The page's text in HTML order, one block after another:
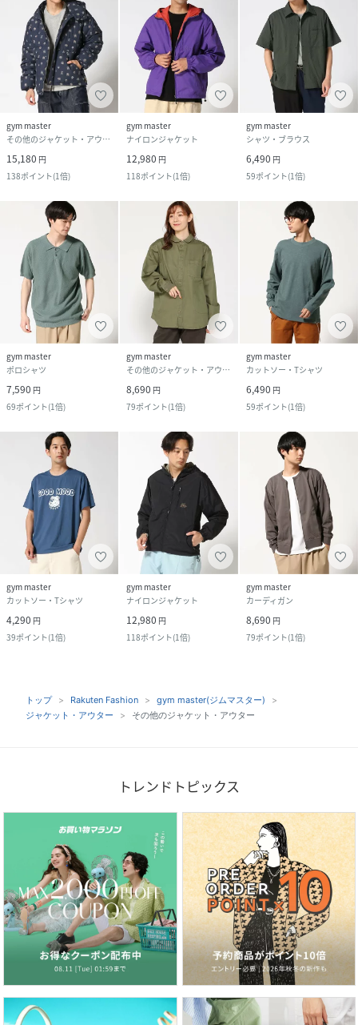
gym master
その他のジャケット・アウター
15,180 円
138ポイント(1倍)
gym master
ナイロンジャケット
12,980 円
118ポイント(1倍)
gym master
シャツ・ブラウス
6,490 円
59ポイント(1倍)
gym master
ポロシャツ
7,590 円
69ポイント(1倍)
gym master
その他のジャケット・アウター
8,690 円
79ポイント(1倍)
gym master
カットソー・Tシャツ
6,490 円
59ポイント(1倍)
gym master
カットソー・Tシャツ
4,290 円
39ポイント(1倍)
gym master
ナイロンジャケット
12,980 円
118ポイント(1倍)
gym master
カーディガン
8,690 円
79ポイント(1倍)
トップ Rakuten Fashion
gym master(ジムマスター)
ジャケット・アウター
その他のジャケット・アウター
トレンドトピックス